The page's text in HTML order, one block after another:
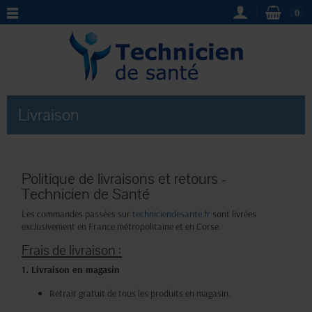
0
Livraison
Politique de livraisons et retours -
Technicien de Santé
Les commandes passées sur techniciendesante.fr sont livrées
exclusivement en France métropolitaine et en Corse.
Frais de livraison :
1. Livraison en magasin
Retrait gratuit de tous les produits en magasin.